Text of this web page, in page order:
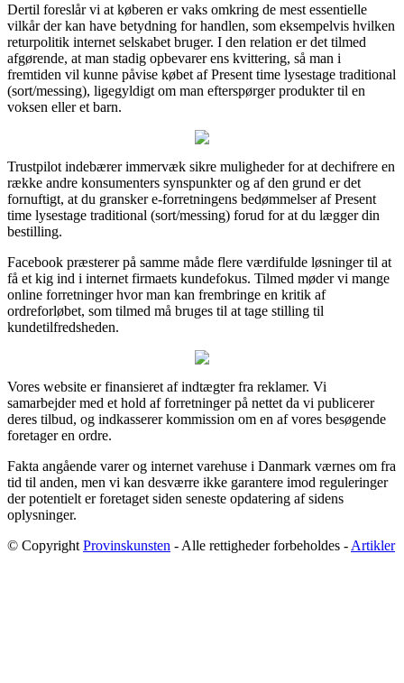
Dertil foreslår vi at køberen er vaks omkring de mest essentielle
vilkår der kan have betydning for handlen, som eksempelvis hvilken
returpolitik internet selskabet bruger. I den relation er det tilmed
afgørende, at man stadig opbevarer ens kvittering, så man i
fremtiden vil kunne påvise købet af Present time lysestage traditional
(sort/messing), ligegyldigt om man efterspørger produkter til en
voksen eller et barn.
Trustpilot indebærer immervæk sikre muligheder for at dechifrere en
række andre konsumenters synspunkter og af den grund er det
fornuftigt, at du gransker e-forretningens bedømmelser af Present
time lysestage traditional (sort/messing) forud for at du lægger din
bestilling.
Facebook præsterer på samme måde flere værdifulde løsninger til at
få et kig ind i internet firmaets kundefokus. Tilmed møder vi mange
online forretninger hvor man kan frembringe en kritik af
ordreforløbet, som tilmed må bruges til at tage stilling til
kundetilfredsheden.
Vores website er finansieret af indtægter fra reklamer. Vi
samarbejder med et hold af forretninger på nettet da vi publicerer
deres tilbud, og indkasserer kommission om en af vores besøgende
foretager en ordre.
Fakta angående varer og internet varehuse i Danmark værnes om fra
tid til anden, men vi kan desværre ikke garantere imod reguleringer
der potentielt er foretaget siden seneste opdatering af sidens
oplysninger.
© Copyright Provinskunsten - Alle rettigheder forbeholdes - Artikler